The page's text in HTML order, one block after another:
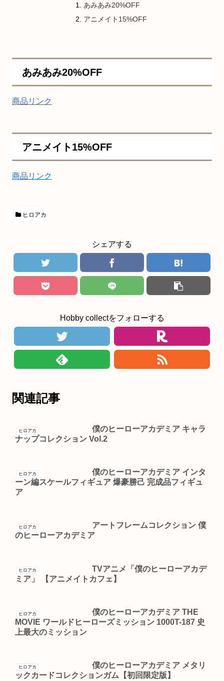
あみあみ20%OFF
アニメイト15%OFF
あみあみ20%OFF
商品リンク
アニメイト15%OFF
商品リンク
ヒロアカ
シェアする
Hobby collectをフォローする
関連記事
ヒロアカ
僕のヒーローアカデミア キャラ
ナップコレクション Vol.2
ヒロアカ
僕のヒーローアカデミア インタ
ーン編スケールフィギュア 爆豪勝己 完成品フィギュ
ア
ヒロアカ
アートフレームコレクション 僕
のヒーローアカデミア
ヒロアカ
TVアニメ「僕のヒーローアカデ
ミア」 【アニメイトカフェ】
ヒロアカ
僕のヒーローアカデミア THE
MOVIE ワールドヒーローズミッション 1000T-187 史
上最大のミッション
ヒロアカ
僕のヒーローアカデミア メタリ
ックカードコレクションガム【初回限定版】